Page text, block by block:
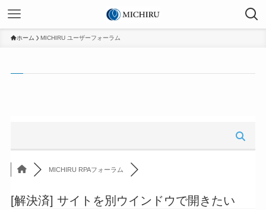
ホーム MICHIRU ユーザーフォーラム
MICHIRU RPAフォーラム
[解決済] サイトを別ウインドウで開きたい